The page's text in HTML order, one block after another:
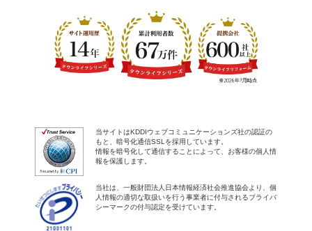
当サイトはKDDIウェブコミュニケーションズ社の認証の
もと、暗号化通信SSLを採用しています。
情報を暗号化して通信することによって、お客様の個人情
報を保護します。
当社は、一般財団法人日本情報経済社会推進協会より、個
人情報の適切な取扱いを行う事業者に付与されるプライバ
シーマークの付与認定を受けています。